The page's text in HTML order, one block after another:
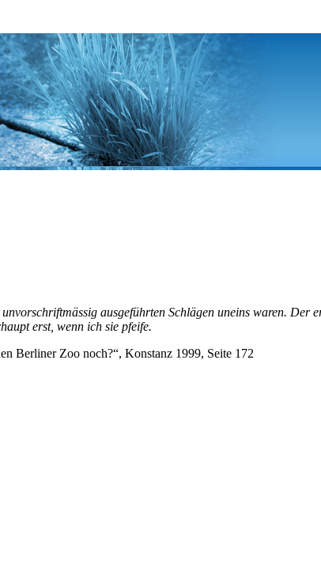
ausgeführten Schlägen uneins waren. Der
erst, wenn ich sie pfeife.
Berliner Zoo noch?“, Konstanz 1999, Seite 172